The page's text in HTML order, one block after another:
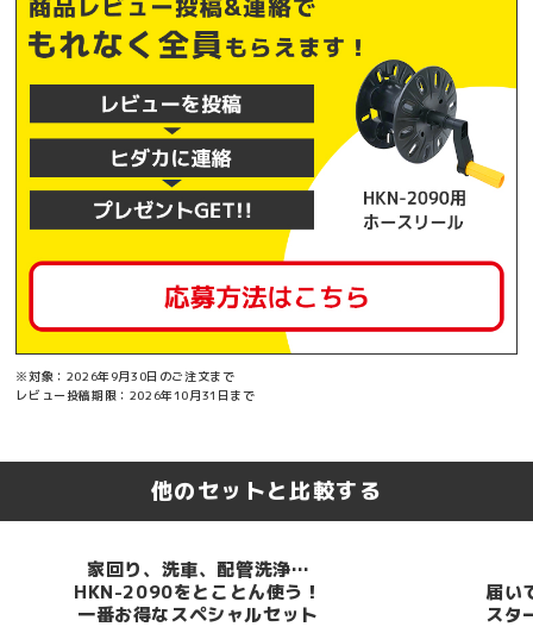
※対象：2026年9月30日のご注文まで
レビュー投稿期限：2026年10月31日まで
他のセットと比較する
家回り、洗車、配管洗浄…
HKN-2090をとことん使う！
一番お得なスペシャルセット
届い
スタ